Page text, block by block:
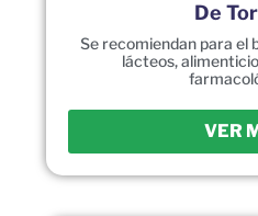
De
Se recomiendan para el
lácteos,
VER